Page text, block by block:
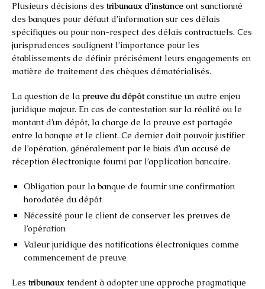
Plusieurs décisions des tribunaux d’instance ont sanctionné
des banques pour défaut d’information sur ces délais
spécifiques ou pour non-respect des délais contractuels. Ces
jurisprudences soulignent l’importance pour les
établissements de définir précisément leurs engagements en
matière de traitement des chèques dématérialisés.
La question de la preuve du dépôtconstitue un autre enjeu
juridique majeur. En cas de contestation sur la réalité ou le
montant d’un dépôt, la charge de la preuve est partagée
entre la banque et le client. Ce dernier doit pouvoir justifier
de l’opération, généralement par le biais d’un accusé de
réception électronique fourni par l’application bancaire.
Obligation pour la banque de fournir une confirmation
horodatée du dépôt
Nécessité pour le client de conserver les preuves de
l’opération
Valeur juridique des notifications électroniques comme
commencement de preuve
Les tribunaux tendent à adopter une approche pragmatique